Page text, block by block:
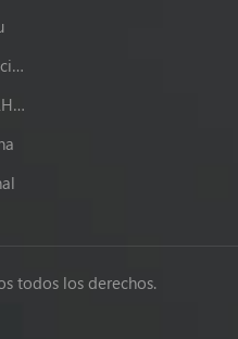
Rodamientos Finales De Conducción XKAH-00340
Rodamientos De Excavador XKAH-00340
todos los derechos.